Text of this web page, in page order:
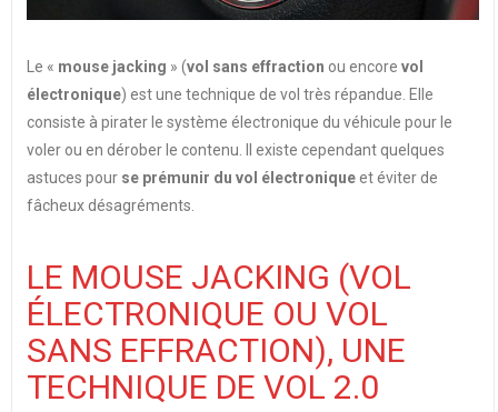
Le « mouse jacking » (vol sans effraction ou encore vol
électronique) est une technique de vol très répandue. Elle
consiste à pirater le système électronique du véhicule pour le
voler ou en dérober le contenu. Il existe cependant quelques
astuces pour se prémunir du vol électroniqueet éviter de
fâcheux désagréments.
LE MOUSE JACKING (VOL
ÉLECTRONIQUE OU VOL
SANS EFFRACTION), UNE
TECHNIQUE DE VOL 2.0